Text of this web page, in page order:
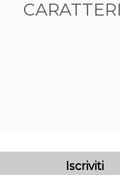
Iscriviti